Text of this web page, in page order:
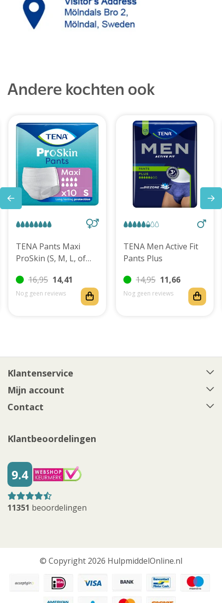
Andere kochten ook
TENA Pants Maxi
ProSkin (S, M, L, of
16,95 14,41
Nog geen reviews
TENA Men Active Fit
Pants Plus
14,95 11,66
Nog geen reviews
Klantenservice
Mijn account
Contact
Klantbeoordelingen
9.4
11351 beoordelingen
© Copyright 2026 HulpmiddelOnline.nl